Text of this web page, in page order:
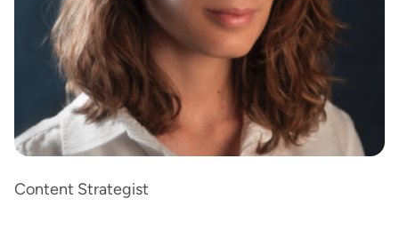
Content Strategist